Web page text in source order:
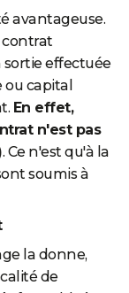
avantageuse.
contrat
effectuée
capital
En effet,
n'est pas
. Ce n'est qu'à la
soumis à
la donne,
de